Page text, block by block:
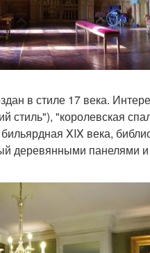
в стиле 17 века.
стиль"), "королевская
XIX века,
деревянными панелями и